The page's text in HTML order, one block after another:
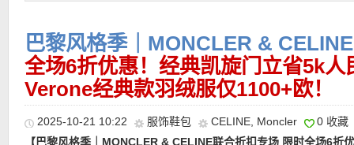
【FERRAGAMO Chiavi小钱包 折上折仅245欧！】送礼满是心意的
致小钱包！意大利本土制造，100%锤纹小牛皮打造，皮质细腻却
性，随使用愈发显现质感与光泽。磁扣开合设计，在优雅外观之下
收纳，让日常取放更为顺手安心。包身点缀清晰可见的缝线细节，
品牌标识与金色饰面，不张扬却足够辨识，是懂行之人的偏爱之选
时尚万能胶，怎么搭都自带 “贵气滤镜”，永远不会出错的穿搭王炸
是传承级衣柜宝藏！
购买直达链接在此
• 支付方式： American Express, MasterCard, Visa, JCB,
Discover (only for USD currency), Paypal 和 支付宝。
巴黎风格季｜MONCLER &
全场6折优惠！经典凯旋门立省5k
Verone经典款羽绒服仅1100+欧！
2025-10-21 10:22 服饰鞋包 CELINE Moncler
0 收藏
【巴黎风格季｜MONCLER & CELINE联合折扣专场 限时全场6折